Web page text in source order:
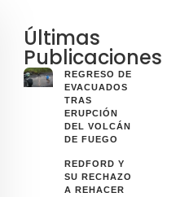
Últimas
Publicaciones
REGRESO DE
EVACUADOS
TRAS
ERUPCIÓN
DEL VOLCÁN
DE FUEGO
REDFORD Y
SU RECHAZO
A REHACER